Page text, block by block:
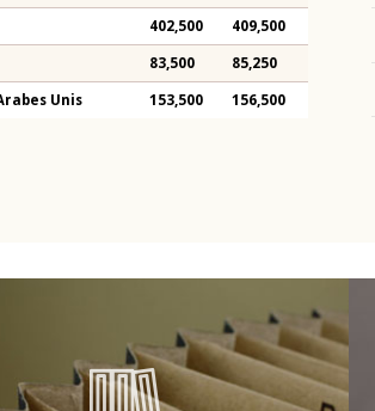
402,500 409,500
83,500 85,250
Unis 153,500 156,500